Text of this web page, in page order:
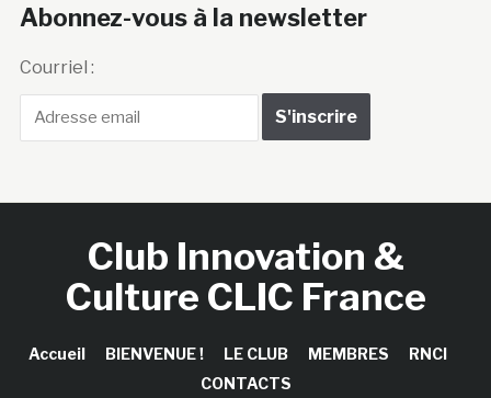
Abonnez-vous à la newsletter
Courriel :
Club Innovation &
Culture CLIC France
Accueil BIENVENUE ! LE CLUB MEMBRES
RNCI
CONTACTS